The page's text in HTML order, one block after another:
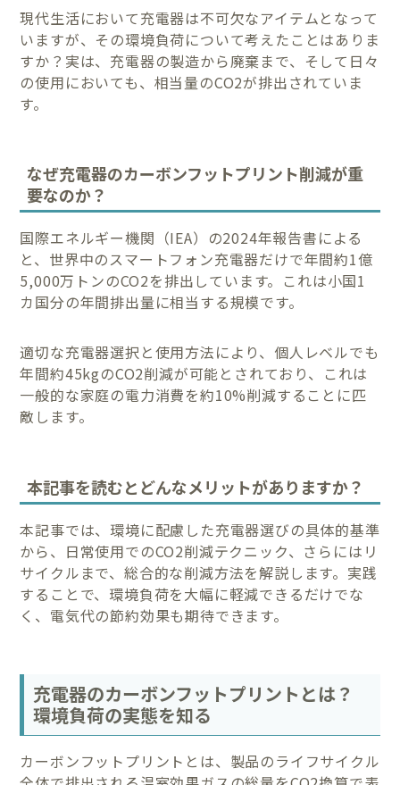
現代生活において充電器は不可欠なアイテムとなって
いますが、その環境負荷について考えたことはありま
すか？実は、充電器の製造から廃棄まで、そして日々
の使用においても、相当量のCO2が排出されていま
す。
なぜ充電器のカーボンフットプリント削減が重
要なのか？
国際エネルギー機関（IEA）の2024年報告書による
と、世界中のスマートフォン充電器だけで年間約1億
5,000万トンのCO2を排出しています。これは小国1
カ国分の年間排出量に相当する規模です。
適切な充電器選択と使用方法により、個人レベルでも
年間約45kgのCO2削減が可能とされており、これは
一般的な家庭の電力消費を約10%削減することに匹
敵します。
本記事を読むとどんなメリットがありますか？
本記事では、環境に配慮した充電器選びの具体的基準
から、日常使用でのCO2削減テクニック、さらにはリ
サイクルまで、総合的な削減方法を解説します。実践
することで、環境負荷を大幅に軽減できるだけでな
く、電気代の節約効果も期待できます。
充電器のカーボンフットプリントとは？
環境負荷の実態を知る
カーボンフットプリントとは、製品のライフサイクル